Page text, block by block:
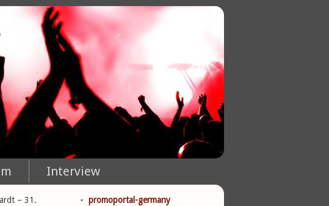
Interview
– 31.
promoportal-germany